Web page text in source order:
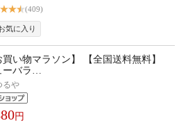
(409)
買い物マラソン】 【全国送料無料】
ーバラ…
るや
円